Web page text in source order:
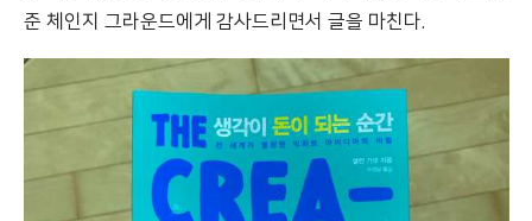
준 체인지 그라운드에게 감사드리면서 글을 마친다.